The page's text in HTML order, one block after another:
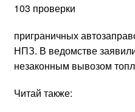
103 проверки
приграничных
НПЗ. В ведомстве
незаконным вывозом
Читай также: